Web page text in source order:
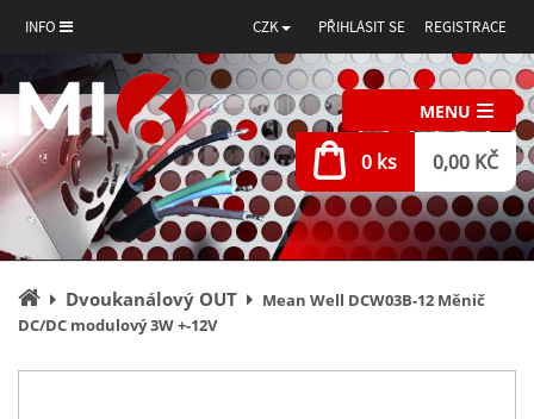
INFO CZK PŘIHLÁSIT SE REGISTRACE
MENU
0 ks 0,00 KČ
Úvodní
stránka
Dvoukanálový OUT
Mean Well DCW03B-12 Měnič
DC/DC modulový 3W +-12V